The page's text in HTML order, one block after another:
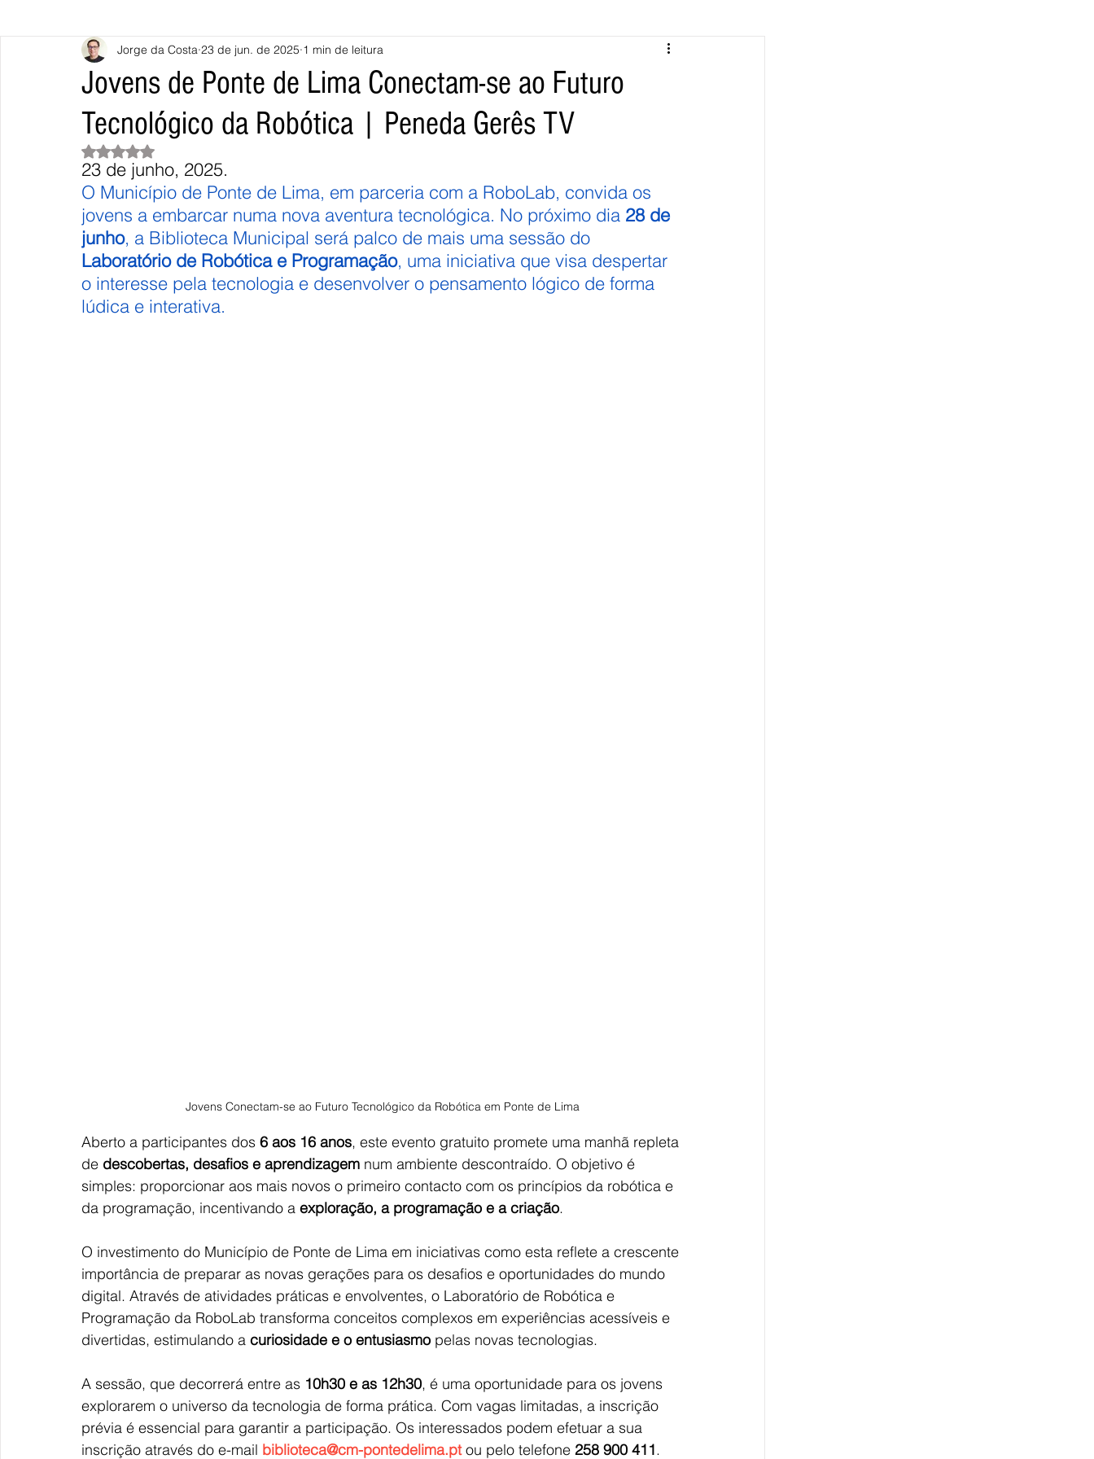
Vila Nova de Cerveira Monção Valença Melgaço
Terras de Bouro Póvoa de Lanhoso Vieira do Minho Vila Verde Braga Barcelos
União Europeia
Jovens de Ponte de Lima Conectam-se ao Futuro
Tecnológico da Robótica | Peneda Gerês TV
Jorge da Costa 23 de jun. de 2025 1 min de leitura
Avaliado com NaN de 5 estrelas.
23 de junho, 2025.
O Município de Ponte de Lima, em parceria com a RoboLab, convida os
jovens a embarcar numa nova aventura tecnológica. No próximo dia 28 de
junho, a Biblioteca Municipal será palco de mais uma sessão do
Laboratório de Robótica e Programação, uma iniciativa que visa despertar
o interesse pela tecnologia e desenvolver o pensamento lógico de forma
lúdica e interativa.
Jovens Conectam-se ao Futuro Tecnológico da Robótica em Ponte de Lima
Aberto a participantes dos 6 aos 16 anos, este evento gratuito promete uma manhã repleta
de descobertas, desafios e aprendizagem num ambiente descontraído. O objetivo é
simples: proporcionar aos mais novos o primeiro contacto com os princípios da robótica e
da programação, incentivando a exploração, a programação e a criação.
O investimento do Município de Ponte de Lima em iniciativas como esta reflete a crescente
importância de preparar as novas gerações para os desafios e oportunidades do mundo
digital. Através de atividades práticas e envolventes, o Laboratório de Robótica e
Programação da RoboLab transforma conceitos complexos em experiências acessíveis e
divertidas, estimulando a curiosidade e o entusiasmo pelas novas tecnologias.
A sessão, que decorrerá entre as 10h30 e as 12h30, é uma oportunidade para os jovens
explorarem o universo da tecnologia de forma prática. Com vagas limitadas, a inscrição
prévia é essencial para garantir a participação. Os interessados podem efetuar a sua
inscrição através do e-mail biblioteca@cm-pontedelima.pt ou pelo telefone 258 900 411.